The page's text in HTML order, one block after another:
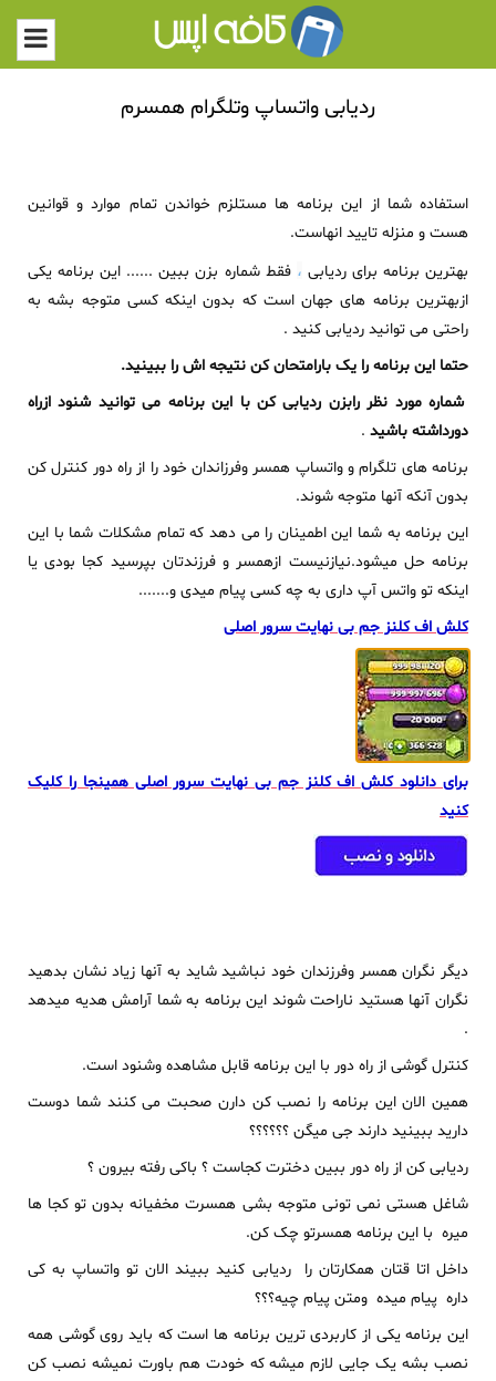
ردیابی واتساپ وتلگرام همسرم
استفاده شما از این برنامه ها مستلزم خواندن تمام موارد و قوانین
هست و منزله تایید انهاست.
بهترین برنامه برای ردیابی ، فقط شماره بزن ببین ...... این برنامه یکی
ازبهترین برنامه های جهان است که بدون اینکه کسی متوجه بشه به
راحتی می توانید ردیابی کنید .
حتما این برنامه را یک بارامتحان کن نتیجه اش را ببینید.
شماره مورد نظر رابزن ردیابی کن با این برنامه می توانید شنود ازراه
دورداشته باشید .
برنامه های تلگرام و واتساپ همسر وفرزاندان خود را از راه دور کنترل کن
بدون آنکه آنها متوجه شوند.
این برنامه به شما این اطمینان را می دهد که تمام مشکلات شما با این
برنامه حل میشود.نیازنیست ازهمسر و فرزندتان بپرسید کجا بودی یا
اینکه تو واتس آپ داری به چه کسی پیام میدی و.......
کلش اف کلنز جم بی نهایت سرور اصلی
برای دانلود کلش اف کلنز جم بی نهایت سرور اصلی همینجا را کلیک
کنید
دیگر نگران همسر وفرزندان خود نباشید شاید به آنها زیاد نشان بدهید
نگران آنها هستید ناراحت شوند این برنامه به شما آرامش هدیه میدهد
.
کنترل گوشی از راه دور با این برنامه قابل مشاهده وشنود است.
همین الان این برنامه را نصب کن دارن صحبت می کنند شما دوست
دارید ببینید دارند جی میگن ؟؟؟؟؟؟
ردیابی کن از راه دور ببین دخترت کجاست ؟ باکی رفته بیرون ؟
شاغل هستی نمی تونی متوجه بشی همسرت مخفیانه بدون تو کجا ها
میره با این برنامه همسرتو چک کن.
داخل اتا قتان همکارتان را ردیابی کنید ببیند الان تو واتساپ به کی
داره پیام میده ومتن پیام چیه؟؟؟
این برنامه یکی از کاربردی ترین برنامه ها است که باید روی گوشی همه
نصب بشه یک جایی لازم میشه که خودت هم باورت نمیشه نصب کن